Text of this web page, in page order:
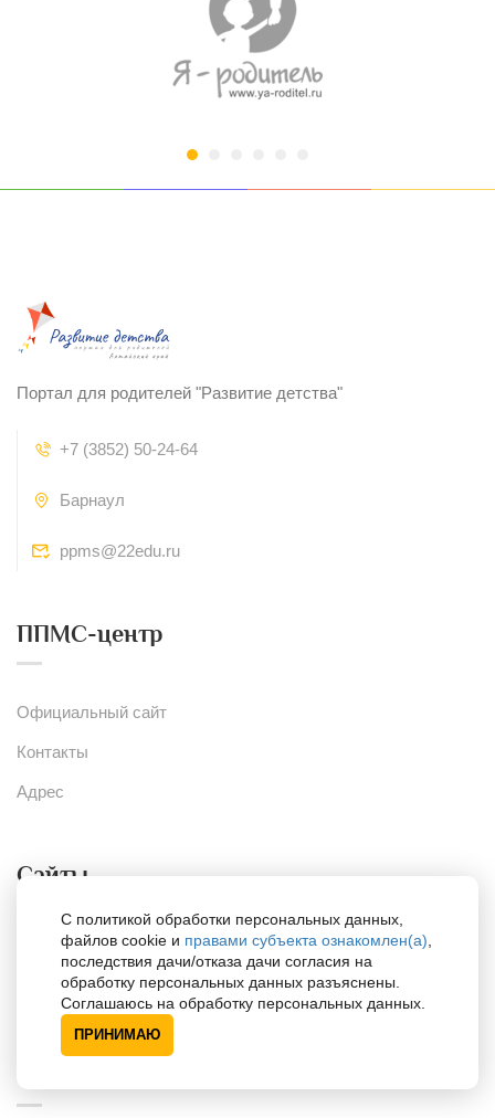
Портал для родителей "Развитие детства"
+7 (3852) 50-24-64
Барнаул
ppms@22edu.ru
ППМС-центр
Официальный сайт
Контакты
Адрес
Сайты
Портал для психологов
Портал для одарённых детей
С политикой обработки персональных данных,
файлов cookie и правами субъекта ознакомлен(а)
последствия дачи/отказа дачи согласия на
обработку персональных данных разъяснены.
Соглашаюсь на обработку персональных данных.
ПРИНИМАЮ